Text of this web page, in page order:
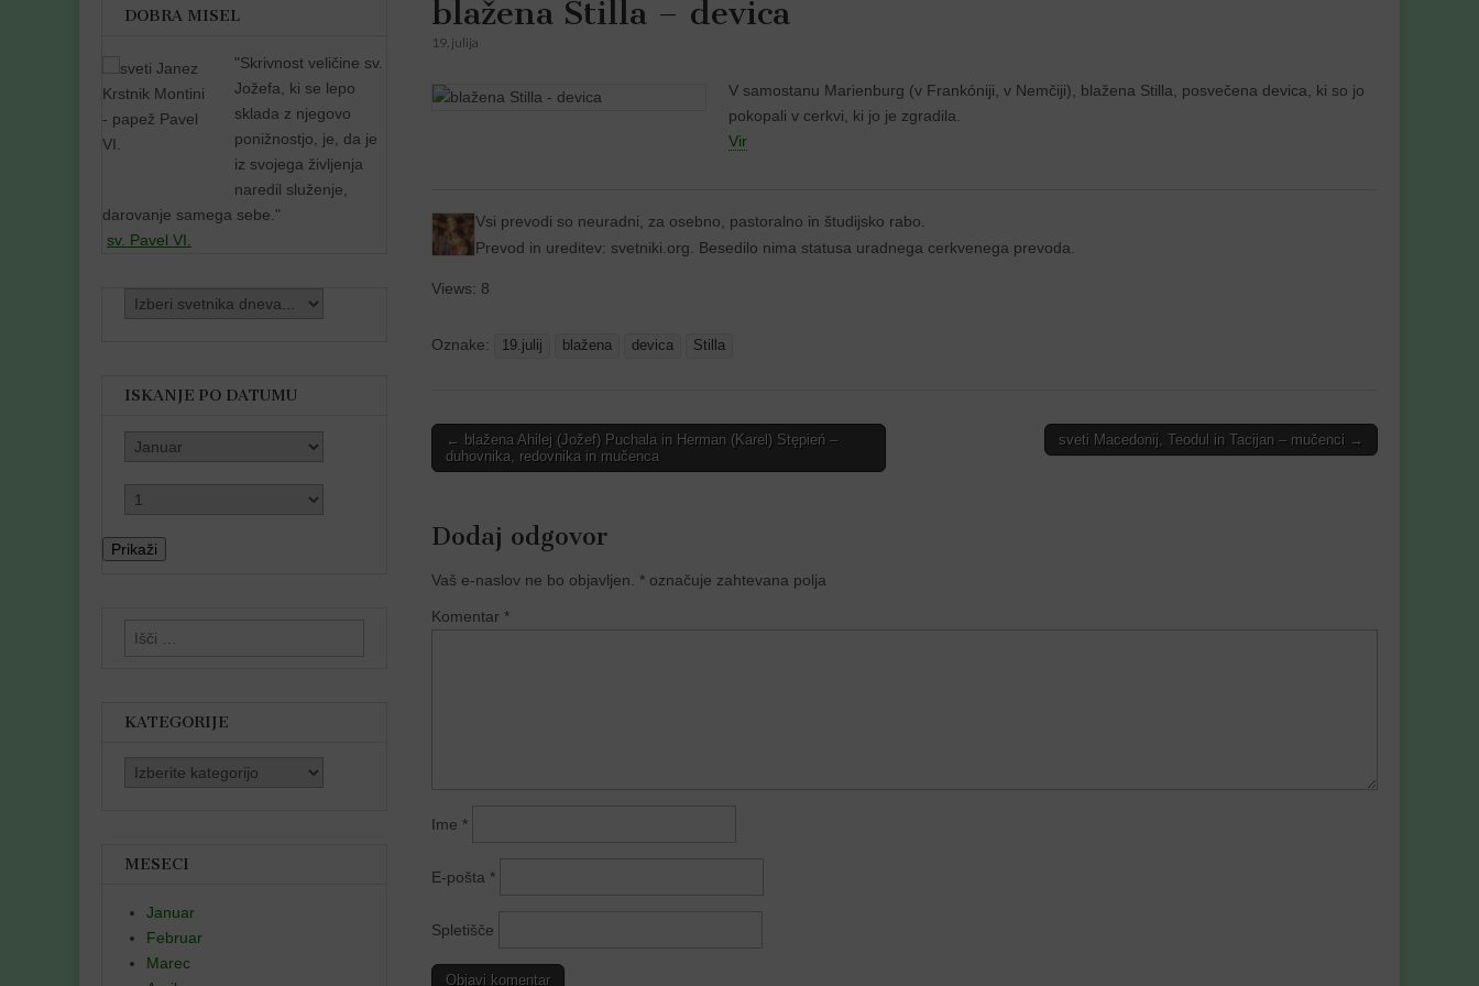
blažena Stilla – devica
19. julija
V samostanu Marienburg (v Frankóniji, v Nemčiji), blažena Stilla, posvečena devica, ki so jo
pokopali v cerkvi, ki jo je zgradila.
Vir
Vsi prevodi so neuradni, za osebno, pastoralno in študijsko rabo.
Prevod in ureditev: svetniki.org. Besedilo nima statusa uradnega cerkvenega prevoda.
Views: 8
Oznake: 19.julij blažena devica Stilla
Post
navigation
← blažena Ahilej (Jožef) Puchala in Herman (Karel) Stępień –
duhovnika, redovnika in mučenca
sveti Macedonij, Teodul in Tacijan – mučenci →
Dodaj odgovor
Vaš e-naslov ne bo objavljen. * označuje zahtevana polja
Komentar *
Ime *
E-pošta *
Spletišče
DOBRA MISEL
"Skrivnost veličine sv.
Jožefa, ki se lepo
sklada z njegovo
ponižnostjo, je, da je
iz svojega življenja
naredil služenje,
darovanje samega sebe."
sv. Pavel VI.
ISKANJE PO DATUMU
Prikaži
Išči:
KATEGORIJE
Kategorije
MESECI
Januar
Februar
Marec